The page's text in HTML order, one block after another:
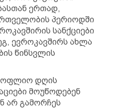
ერთად,
პერიოდში
სანქციები
ევროკავშირს ახლა
წინსვლის
დღის
მოუწოდებენ
არ გამორჩეს